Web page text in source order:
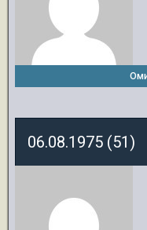
06.08.1975 (51)